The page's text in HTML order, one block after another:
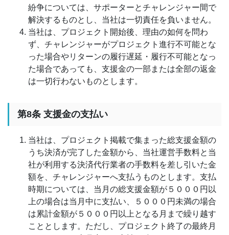
紛争については、サポーターとチャレンジャー間で
解決するものとし、当社は一切責任を負いません。
当社は、プロジェクト開始後、理由の如何を問わ
ず、チャレンジャーがプロジェクト進行不可能とな
った場合やリターンの履行遅延・履行不可能となっ
た場合であっても、支援金の一部または全部の返金
は一切行わないものとします。
第8条 支援金の支払い
当社は、プロジェクト掲載で集まった総支援金額の
うち決済が完了した金額から、当社運営手数料と当
社が利用する決済代行業者の手数料を差し引いた金
額を、チャレンジャーへ支払うものとします。支払
時期については、当月の総支援金額が５０００円以
上の場合は当月中に支払い、５０００円未満の場合
は累計金額が５０００円以上となる月まで繰り越す
こととします。ただし、プロジェクト終了の最終月